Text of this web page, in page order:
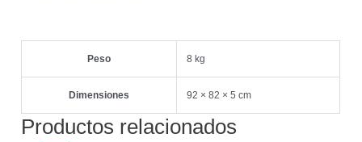
Peso 8 kg
Dimensiones 92 × 82 × 5 cm
Productos relacionados